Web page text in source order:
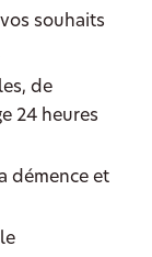
souhaits
de
24 heures
démence et